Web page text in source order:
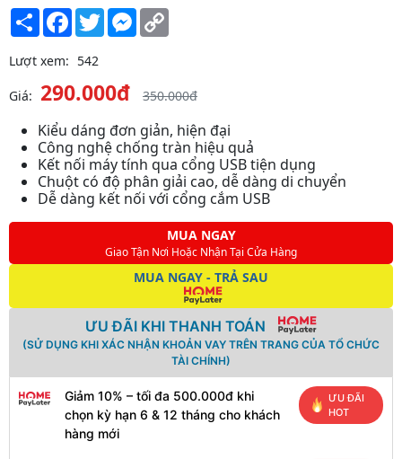
Share Facebook
TwitterMessenger
Lượt xem: 542
Giá: 290.000đ 350.000đ
Kiểu dáng đơn giản, hiện đại
Công nghệ chống tràn hiệu quả
Kết nối máy tính qua cổng USB tiện dụng
Chuột có độ phân giải cao, dễ dàng di chuyển
Dễ dàng kết nối với cổng cắm USB
MUA NGAY
Giao Tận Nơi Hoặc Nhận Tại Cửa Hàng
MUA NGAY - TRẢ SAU
ƯU ĐÃI KHI THANH TOÁN
(SỬ DỤNG KHI XÁC NHẬN KHOẢN VAY TRÊN TRANG CỦA TỔ CHỨC
TÀI CHÍNH)
Giảm 10% – tối đa 500.000đ khi
chọn kỳ hạn 6 & 12 tháng cho khách
hàng mới
ƯU ĐÃI
HOT